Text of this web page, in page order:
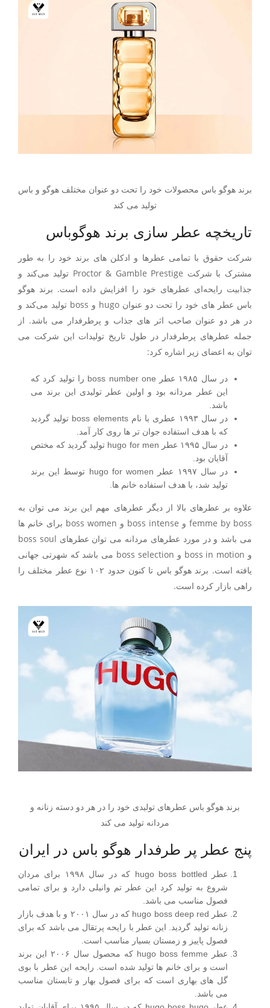
برند هوگو باس محصولات خود را تحت دو عنوان مختلف هوگو و باس
تولید می کند
تاریخچه عطر سازی برند هوگوباس
شرکت حقوق با تمامی عطرها و ادکلن های برند خود را به طور
مشترک با شرکت Proctor & Gamble Prestige تولید می‌کند و
جذابیت رایحه‌ای عطرهای خود را افزایش داده است. برند هوگو
باس عطر های خود را تحت دو عنوان hugo و boss تولید می‌کند و
در هر دو عنوان صاحب اثر های جذاب و پرطرفدار می باشد. از
جمله عطرهای پرطرفدار در طول تاریخ تولیدات این شرکت می
توان به اعضای زیر اشاره کرد:
در سال ۱۹۸۵ عطر boss number one را تولید کرد که
این عطر مردانه بود و اولین عطر تولیدی این برند می
باشد.
در سال ۱۹۹۳ عطری با نام boss elements تولید گردید
که با هدف استفاده جوان تر ها روی کار آمد.
در سال ۱۹۹۵ عطر hugo for men تولید گردید که مختص
آقایان بود.
در سال ۱۹۹۷ عطر hugo for women توسط این برند
تولید شد، با هدف استفاده خانم ها.
علاوه بر عطرهای بالا از دیگر عطرهای مهم این برند می توان به
femme by boss و boss intense و boss women برای خانم ها
می باشد و در مورد عطرهای مردانه می توان عطرهای boss soul
و boss in motion و boss selection می باشد که شهرتی جهانی
یافته است. برند هوگو باس تا کنون حدود ۱۰۲ نوع عطر مختلف را
راهی بازار کرده است.
برند هوگو باس عطرهای تولیدی خود را در هر دو دسته زنانه و
مردانه تولید می کند
پنج عطر پر طرفدار هوگو باس در ایران
عطر hugo boss bottled که در سال ۱۹۹۸ برای مردان
شروع به تولید کرد این عطر تم وانیلی دارد و برای تمامی
فصول مناسب می باشد‌.
عطر hugo boss deep red که در سال ۲۰۰۱ و با هدف بازار
زنانه تولید گردید. این عطر با رایحه پرتقال می باشد که برای
فصول پاییز و زمستان بسیار مناسب است.
عطر hugo boss femme که محصول سال ۲۰۰۶ این برند
است و برای خانم ها تولید شده است. رایحه این عطر با بوی
گل های بهاری است که برای فصول بهار و تابستان مناسب
می باشد.